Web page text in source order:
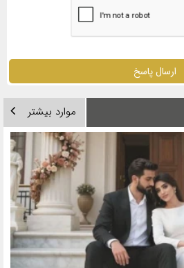
ارسال پاسخ
موارد بیشتر